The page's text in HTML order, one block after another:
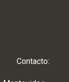
8565